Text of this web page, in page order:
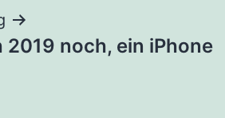
2019 noch, ein iPhone